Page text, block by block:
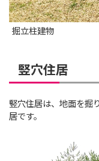
掘立柱建物
竪穴住居
竪穴住居は、地面を掘
居です。